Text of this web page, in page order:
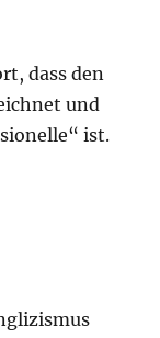
dass den
und
ist.